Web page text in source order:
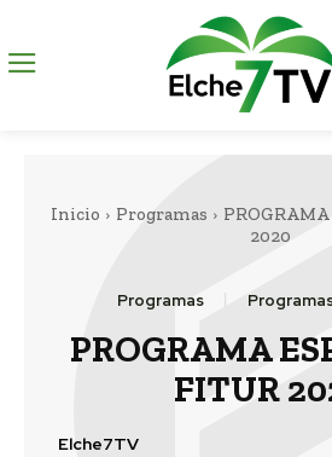
Inicio Programas
2020
Programas
PROGRAMA
FITUR
Elche7TV